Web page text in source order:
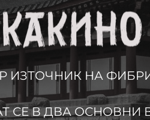
ИЗТОЧНИК НА
СЕ В ДВА ОСНОВНИ